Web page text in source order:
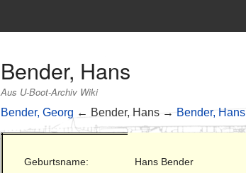
Bender, Hans
Aus U-Boot-Archiv Wiki
Bender, Georg ← Bender, Hans → Bender, Hans
Geburtsname: Hans Bender